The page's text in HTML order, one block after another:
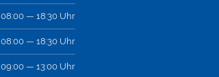
08:00 — 18:30 Uhr
08:00 — 18:30 Uhr
09:00 — 13:00 Uhr